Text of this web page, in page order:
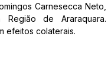
Carnesecca Neto,
de Araraquara.
efeitos colaterais.